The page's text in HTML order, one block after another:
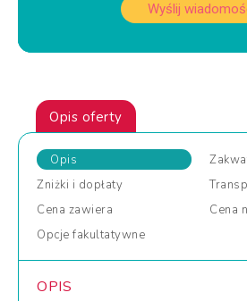
Wyślij
Opis oferty
Opis
Zniżki i dopłaty
Cena zawiera Cena
Opcje fakultatywne
OPIS